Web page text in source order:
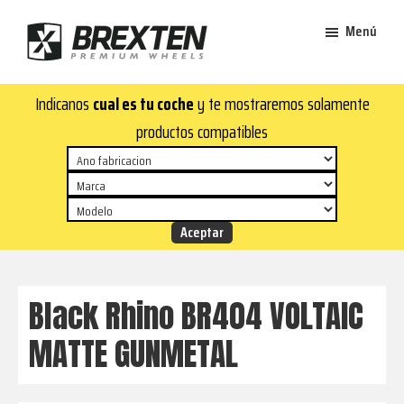
contenido
principal
de
página
Brexten
aluminio
premium
¡En
Brexten.com
encontrarás
aluminio
top!
y
estilo
para
Menú
Indicanos cual es tu cochey te mostraremos solamente
productos compatibles
Black Rhino BR404 VOLTAIC
MATTE GUNMETAL